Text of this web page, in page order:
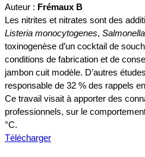
Auteur : Frémaux B
Les nitrites et nitrates sont des
Listeria monocytogenes, Salmonella
toxinogenèse d’un cocktail de
conditions de fabrication et de
jambon cuit modèle. D’autres
responsable de 32 % des rappels
Ce travail visait à apporter des
professionnels, sur le
°C.
Télécharger